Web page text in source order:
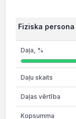
Fiziska persona